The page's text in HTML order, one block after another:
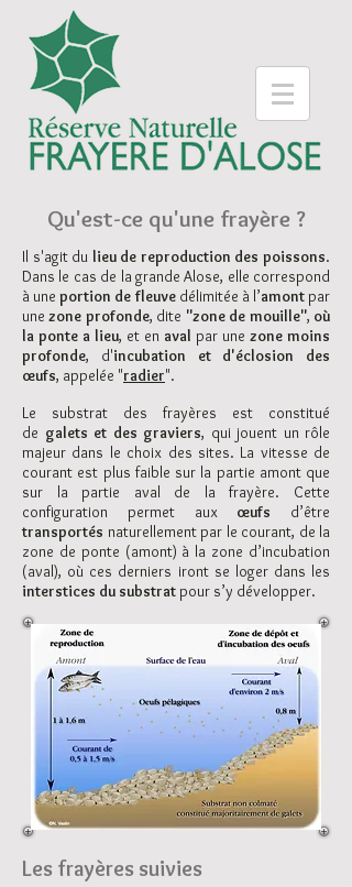
Qu'est-ce qu'une frayère ?
Il s'agit du lieu de reproduction des poissons.
Dans le cas de la grande Alose, elle correspond
à uneportion de fleuvedélimitée à l’amontpar
unezone profonde, dite "zone de mouille", où
la ponte a lieu, et en aval par une zone moins
profonde, d'incubation et d'éclosion des
œufs, appelée "radier".
Le substrat des frayères est constitué
de galets et des graviers, qui jouent un rôle
majeur dans le choix des sites. La vitesse de
courant est plus faible sur la partie amont que
sur la partie aval de la frayère. Cette
configuration permet aux œufs d’être
transportés naturellement par le courant, de la
zone de ponte (amont) à la zone d’incubation
(aval), où ces derniers iront se loger dans les
interstices du substratpour s’y développer.
Les frayères suivies